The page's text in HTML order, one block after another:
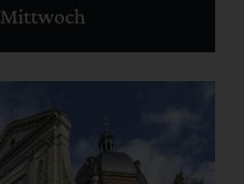
Mittwoch